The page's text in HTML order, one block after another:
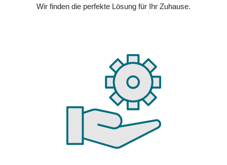
Wir finden die perfekte Lösung für Ihr Zuhause.